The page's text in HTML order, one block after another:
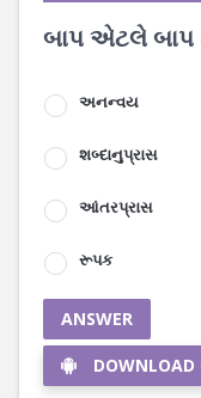
બાપ એટલે બાપ
અનન્વય
શબ્દાનુપ્રાસ
આંતરપ્રાસ
રૂપક
ANSWER
DOWNLOAD